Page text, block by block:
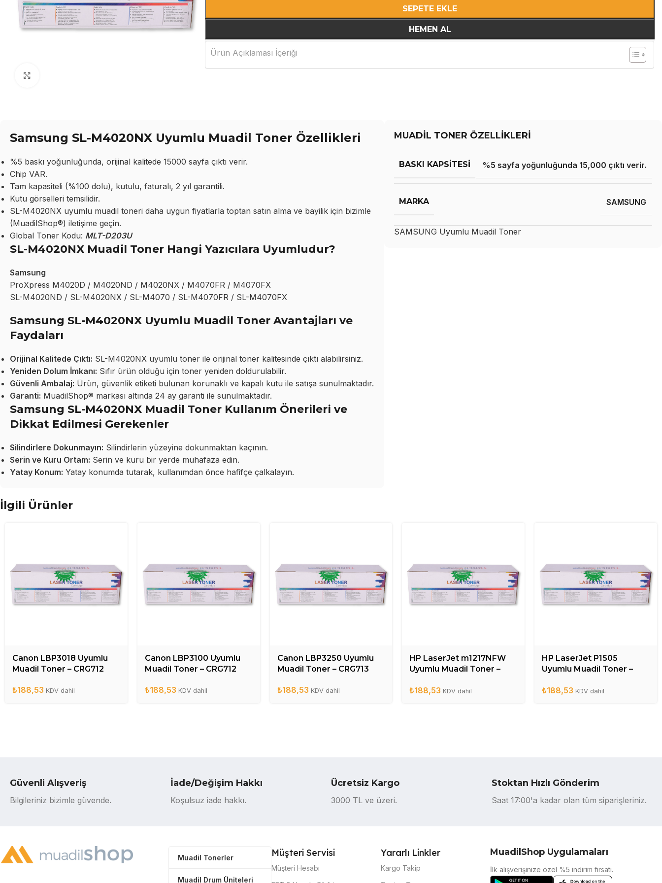
SEPETE EKLE
HEMEN AL
Ürün Açıklaması İçeriği
Samsung SL-M4020NX Uyumlu Muadil Toner Özellikleri
%5 baskı yoğunluğunda, orijinal kalitede 15000 sayfa çıktı verir.
Chip VAR.
Tam kapasiteli (%100 dolu), kutulu, faturalı, 2 yıl garantili.
Kutu görselleri temsilidir.
SL-M4020NX uyumlu muadil toneri daha uygun fiyatlarla toptan satın alma ve bayilik için bizimle
(MuadilShop®) iletişime geçin.
Global Toner Kodu: MLT-D203U
SL-M4020NX Muadil Toner Hangi Yazıcılara Uyumludur?
Samsung
ProXpress M4020D / M4020ND / M4020NX / M4070FR / M4070FX
SL-M4020ND / SL-M4020NX / SL-M4070 / SL-M4070FR / SL-M4070FX
Samsung SL-M4020NX Uyumlu Muadil Toner Avantajları ve
Faydaları
Orijinal Kalitede Çıktı: SL-M4020NX uyumlu toner ile orijinal toner kalitesinde çıktı alabilirsiniz.
Yeniden Dolum İmkanı: Sıfır ürün olduğu için toner yeniden doldurulabilir.
Güvenli Ambalaj: Ürün, güvenlik etiketi bulunan korunaklı ve kapalı kutu ile satışa sunulmaktadır.
Garanti: MuadilShop® markası altında 24 ay garanti ile sunulmaktadır.
Samsung SL-M4020NX Muadil Toner Kullanım Önerileri ve
Dikkat Edilmesi Gerekenler
Silindirlere Dokunmayın: Silindirlerin yüzeyine dokunmaktan kaçının.
Serin ve Kuru Ortam: Serin ve kuru bir yerde muhafaza edin.
Yatay Konum: Yatay konumda tutarak, kullanımdan önce hafifçe çalkalayın.
MUADİL TONER ÖZELLİKLERİ
BASKI KAPSITESI %5 sayfa yoğunluğunda 15,000 çıktı verir.
MARKA SAMSUNG
SAMSUNG Uyumlu Muadil Toner
İlgili Ürünler
Canon LBP3018 Uyumlu
Muadil Toner – CRG712
₺188,53 KDV dahil
Canon LBP3100 Uyumlu
Muadil Toner – CRG712
₺188,53 KDV dahil
Canon LBP3250 Uyumlu
Muadil Toner – CRG713
₺188,53 KDV dahil
HP LaserJet m1217NFW
Uyumlu Muadil Toner –
₺188,53 KDV dahil
HP LaserJet P1505
Uyumlu Muadil Toner –
₺188,53 KDV dahil
Güvenli Alışveriş
Bilgileriniz bizimle güvende.
İade/Değişim Hakkı
Koşulsuz iade hakkı.
Ücretsiz Kargo
3000 TL ve üzeri.
Stoktan Hızlı Gönderim
Saat 17:00'a kadar olan tüm siparişleriniz.
Muadil Tonerler
Muadil Drum Üniteleri
Müşteri Servisi
Müşteri Hesabı
Yararlı Linkler
Kargo Takip
MuadilShop Uygulamaları
İlk alışverişinize özel %5 indirim fırsatı.